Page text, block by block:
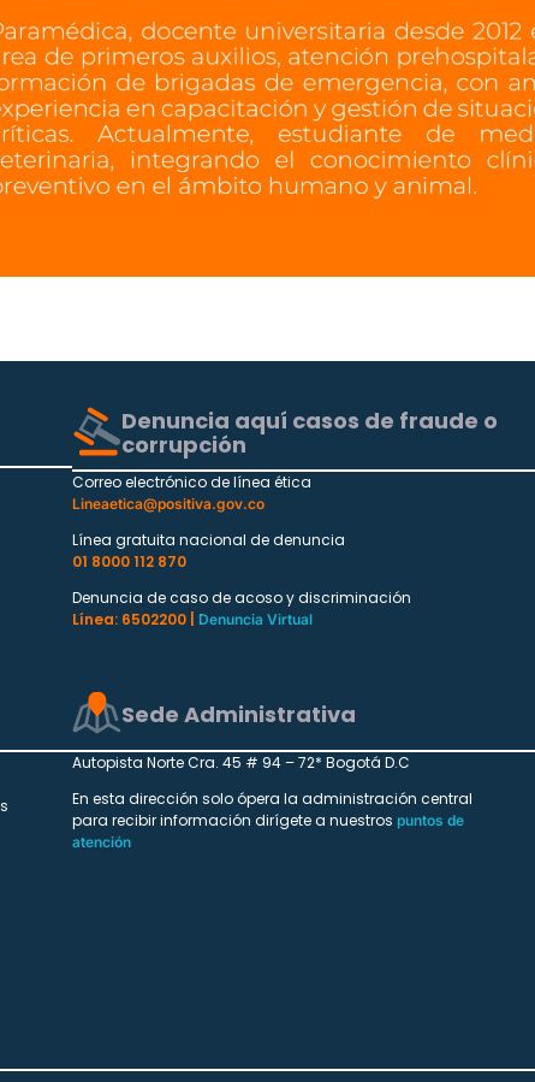
Denuncia aquí casos de fraude o
corrupción
Correo electrónico de línea ética
Lineaetica@positiva.gov.co
Línea gratuita nacional de denuncia
01 8000 112 870
Denuncia de caso de acoso y discriminación
Línea: 6502200 |
Denuncia Virtual
Sede Administrativa
Autopista Norte Cra. 45 # 94 – 72* Bogotá D.C
En esta dirección solo ópera la administración central
para recibir información dirígete a nuestros puntos de
atención